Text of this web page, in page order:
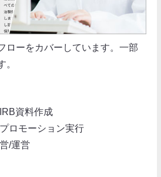
ローをカバーしています。一部
。
資料作成
ロモーション実行
/運営